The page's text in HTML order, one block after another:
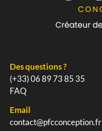
Des questions ?
(+33) 06 89 73 85 35
FAQ
Email
contact@pfcconception.fr